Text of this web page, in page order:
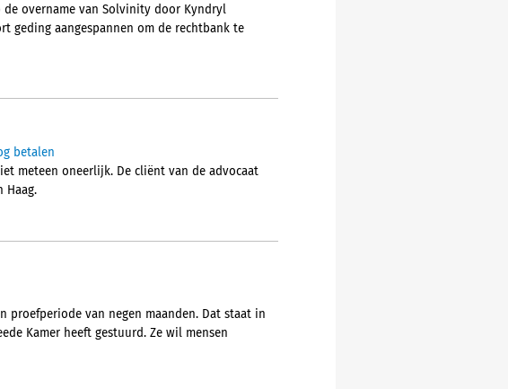
overname van Solvinity door Kyndryl
geding aangespannen om de rechtbank te
betalen
meteen oneerlijk. De cliënt van de advocaat
Haag.
proefperiode van negen maanden. Dat staat in
Kamer heeft gestuurd. Ze wil mensen